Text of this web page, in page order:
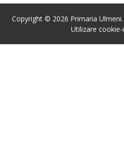
Copyright © 2026 Primaria
Utilizare cookie-